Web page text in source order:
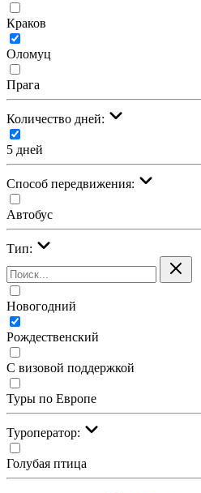
Краков
Оломуц
Прага
Количество дней:
5 дней
Cпособ передвижения:
Автобус
Тип:
Новогодний
Рождественский
С визовой поддержкой
Туры по Европе
Туроператор:
Голубая птица